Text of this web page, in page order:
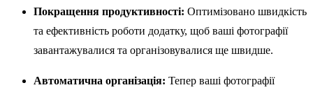
Покращення продуктивності: Оптимізовано швидкість
та ефективність роботи додатку, щоб ваші фотографії
завантажувалися та організовувалися ще швидше.
Автоматична організація: Тепер ваші фотографії